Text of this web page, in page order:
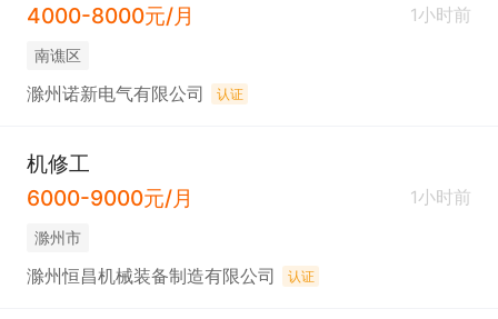
4000-8000元/月
1小时前
南谯区
滁州诺新电气有限公司 认证
机修工
6000-9000元/月
1小时前
滁州市
滁州恒昌机械装备制造有限公司 认证